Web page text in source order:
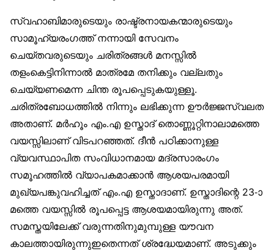
സ്വഹാബിമാരുടെയും രാഷ്ട്രനായകന്മാരുടെയും
സാമൂഹ്യരംഗത്ത് നന്നായി സേവനം
ചെയ്തവരുടെയും ചരിത്രങ്ങൾ മനസ്സിൽ
തളംകെട്ടിനിന്നാൽ മാത്രമേ തനിക്കും വല്ലതും
ചെയ്യണമെന്ന ചിന്ത രൂപപ്പെടുകയുള്ളൂ.
ചരിത്രബോധത്തിൽ നിന്നും ലഭിക്കുന്ന ഊർജ്ജസ്വലത
അതാണ്. മർഹൂം എം.എ ഉസ്താദ് തൊണ്ണൂറ്റിനാലാമത്തെ
വയസ്സിലാണ് വിടപറഞ്ഞത്. ദീൻ പഠിക്കാനുള്ള
വ്യവസ്ഥാപിത സംവിധാനമായ മദ്രസാരംഗം
സമൂഹത്തിൽ വ്യാപകമാക്കാൻ ആശയപരമായി
മുഖ്യപങ്കുവഹിച്ചത് എം.എ ഉസ്താദാണ്. ഉസ്താദിന്റെ 23-ാ
മത്തെ വയസ്സിൽ രൂപപ്പെട്ട ആശയമായിരുന്നു അത്.
സമസ്തയിലേക്ക് വരുന്നതിനുമുമ്പുള്ള യൗവന
കാലത്തായിരുന്നുഇതെന്നത് ശ്രദ്ധേയമാണ്. അടുക്കും